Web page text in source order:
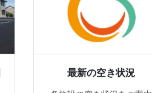
最新の空き状況